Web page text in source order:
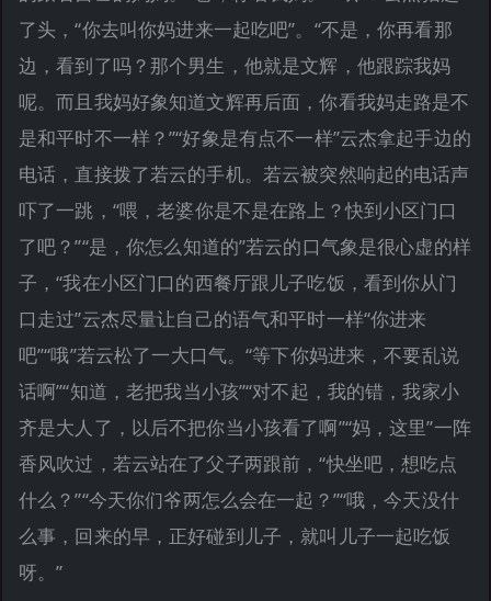
了头，“你去叫你妈进来一起吃吧”。“不是，你再看那
边，看到了吗？那个男生，他就是文辉，他跟踪我妈
呢。而且我妈好象知道文辉再后面，你看我妈走路是不
是和平时不一样？”“好象是有点不一样”云杰拿起手边的
电话，直接拨了若云的手机。若云被突然响起的电话声
吓了一跳，“喂，老婆你是不是在路上？快到小区门口
了吧？”“是，你怎么知道的”若云的口气象是很心虚的样
子，“我在小区门口的西餐厅跟儿子吃饭，看到你从门
口走过”云杰尽量让自己的语气和平时一样“你进来
吧”“哦”若云松了一大口气。“等下你妈进来，不要乱说
话啊”“知道，老把我当小孩”“对不起，我的错，我家小
齐是大人了，以后不把你当小孩看了啊”“妈，这里”一阵
香风吹过，若云站在了父子两跟前，“快坐吧，想吃点
什么？”“今天你们爷两怎么会在一起？”“哦，今天没什
么事，回来的早，正好碰到儿子，就叫儿子一起吃饭
呀。”